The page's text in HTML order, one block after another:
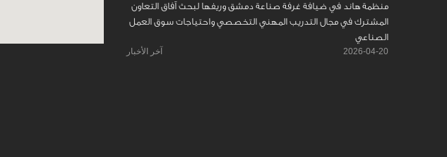
منظمة هاند في ضيافة غرفة صناعة دمشق وريفها لبحث آفاق التعاون
المشترك في مجال التدريب المهني التخصصي واحتياجات سوق العمل
الصناعي
2026-04-20 آخر الأخبار